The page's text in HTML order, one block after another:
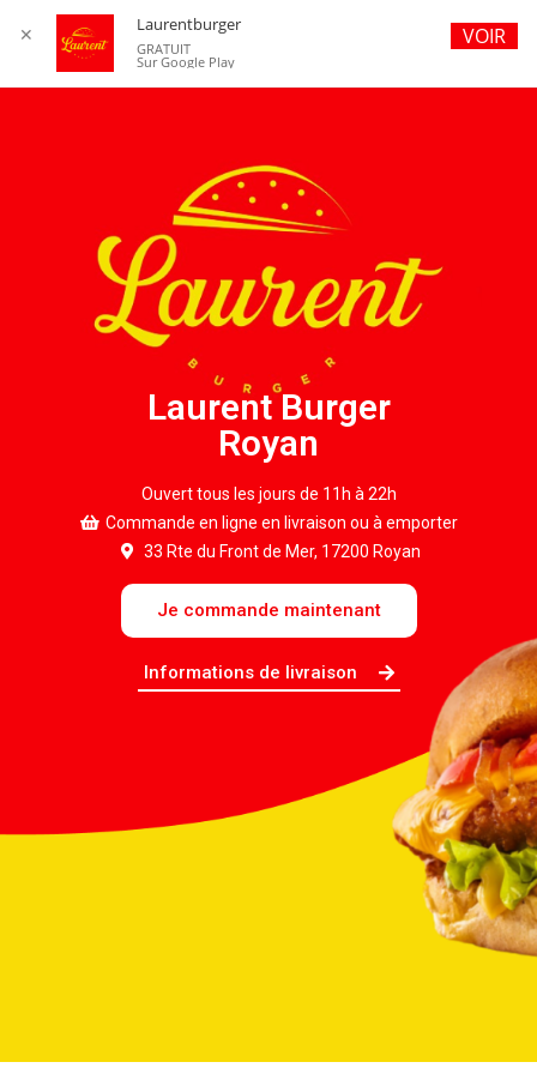
Laurent Burger
Royan
Ouvert tous les jours de 11h à 22h
Commande en ligne en livraison ou à emporter
33 Rte du Front de Mer, 17200 Royan
Je commande maintenant
Informations de livraison
✕ Laurentburger
GRATUIT
Sur Google Play
VOIR